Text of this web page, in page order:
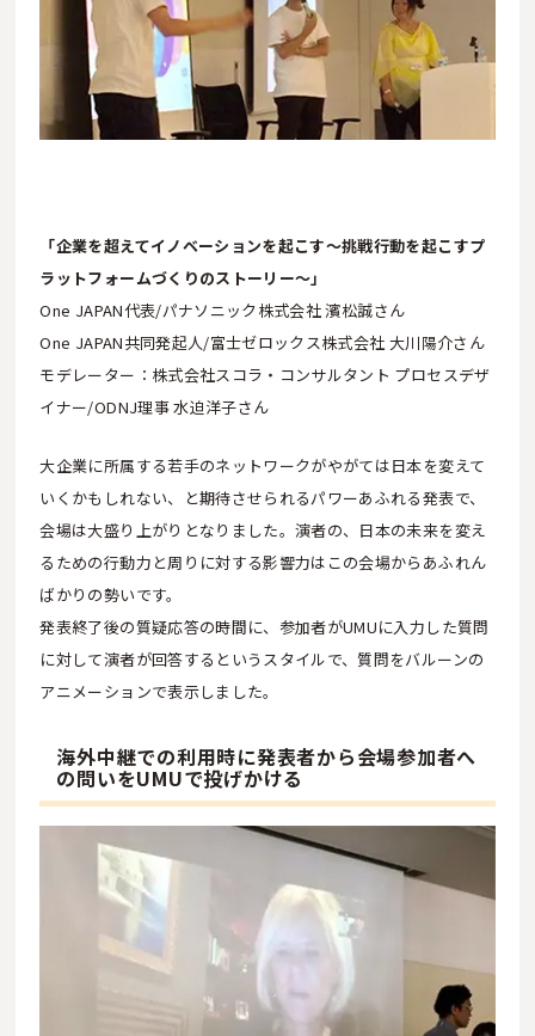
「企業を超えてイノベーションを起こす〜挑戦行動を起こすプ
ラットフォームづくりのストーリー〜」
One JAPAN代表/パナソニック株式会社 濱松誠さん
One JAPAN共同発起人/富士ゼロックス株式会社 大川陽介さん
モデレーター：株式会社スコラ・コンサルタント プロセスデザ
イナー/ODNJ理事 水迫洋子さん
大企業に所属する若手のネットワークがやがては日本を変えて
いくかもしれない、と期待させられるパワーあふれる発表で、
会場は大盛り上がりとなりました。演者の、日本の未来を変え
るための行動力と周りに対する影響力はこの会場からあふれん
ばかりの勢いです。
発表終了後の質疑応答の時間に、参加者がUMUに入力した質問
に対して演者が回答するというスタイルで、質問をバルーンの
アニメーションで表示しました。
海外中継での利用時に発表者から会場参加者へ
の問いをUMUで投げかける